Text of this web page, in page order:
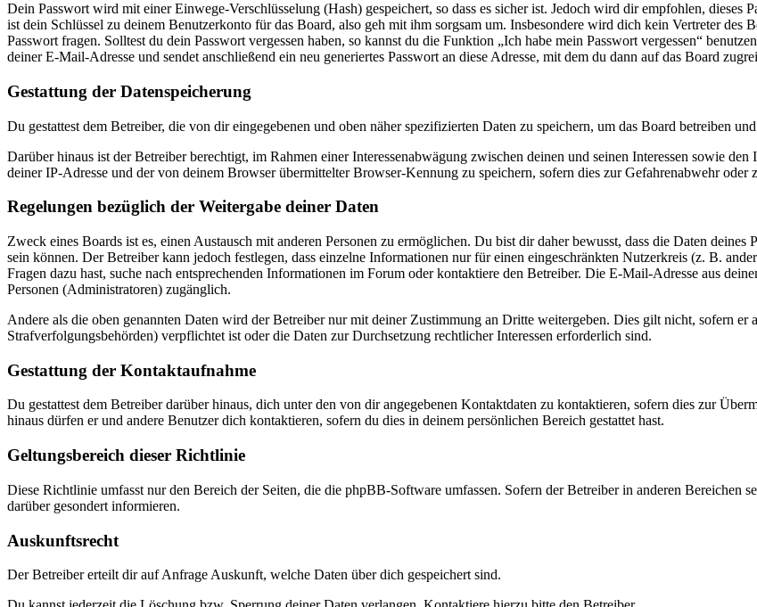
Dein Passwort wird mit einer Einwege-Verschlüsselung (Hash) gespeichert, so dass es sicher ist. Jedoch wird dir empfohlen,
ist dein Schlüssel zu deinem Benutzerkonto für das Board, also geh mit ihm sorgsam um. Insbesondere wird dich kein Vertreter
Passwort fragen. Solltest du dein Passwort vergessen haben, so kannst du die Funktion „Ich habe mein Passwort vergessen“
deiner E-Mail-Adresse und sendet anschließend ein neu generiertes Passwort an diese Adresse, mit dem du dann auf das Board
Gestattung der Datenspeicherung
Du gestattest dem Betreiber, die von dir eingegebenen und oben näher spezifizierten Daten zu speichern, um das Board betreiben
Darüber hinaus ist der Betreiber berechtigt, im Rahmen einer Interessenabwägung zwischen deinen und seinen Interessen sowie
deiner IP-Adresse und der von deinem Browser übermittelter Browser-Kennung zu speichern, sofern dies zur Gefahrenabwehr
Regelungen bezüglich der Weitergabe deiner Daten
Zweck eines Boards ist es, einen Austausch mit anderen Personen zu ermöglichen. Du bist dir daher bewusst, dass die Daten
sein können. Der Betreiber kann jedoch festlegen, dass einzelne Informationen nur für einen eingeschränkten Nutzerkreis (z. B.
Fragen dazu hast, suche nach entsprechenden Informationen im Forum oder kontaktiere den Betreiber. Die E-Mail-Adresse aus
Personen (Administratoren) zugänglich.
Andere als die oben genannten Daten wird der Betreiber nur mit deiner Zustimmung an Dritte weitergeben. Dies gilt nicht, sofern
Strafverfolgungsbehörden) verpflichtet ist oder die Daten zur Durchsetzung rechtlicher Interessen erforderlich sind.
Gestattung der Kontaktaufnahme
Du gestattest dem Betreiber darüber hinaus, dich unter den von dir angegebenen Kontaktdaten zu kontaktieren, sofern dies zur
hinaus dürfen er und andere Benutzer dich kontaktieren, sofern du dies in deinem persönlichen Bereich gestattet hast.
Geltungsbereich dieser Richtlinie
Diese Richtlinie umfasst nur den Bereich der Seiten, die die phpBB-Software umfassen. Sofern der Betreiber in anderen Bereichen
darüber gesondert informieren.
Auskunftsrecht
Der Betreiber erteilt dir auf Anfrage Auskunft, welche Daten über dich gespeichert sind.